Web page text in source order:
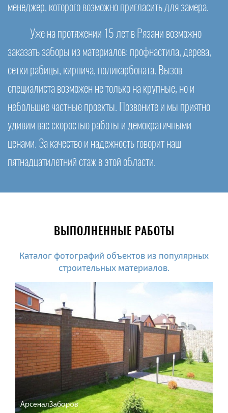
менеджер, которого возможно пригласить для замера.
Уже на протяжении 15 лет в Рязани возможно
заказать заборы из материалов: профнастила, дерева,
сетки рабицы, кирпича, поликарбоната. Вызов
специалиста возможен не только на крупные, но и
небольшие частные проекты. Позвоните и мы приятно
удивим вас скоростью работы и демократичными
ценами. За качество и надежность говорит наш
пятнадцатилетний стаж в этой области.
ВЫПОЛНЕННЫЕ РАБОТЫ
Каталог фотографий объектов из популярных
строительных материалов.